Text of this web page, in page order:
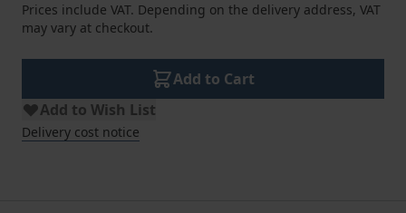
Prices include VAT. Depending on the delivery address, VAT
may vary at checkout.
Add to Cart
Add to Wish List
Delivery cost notice